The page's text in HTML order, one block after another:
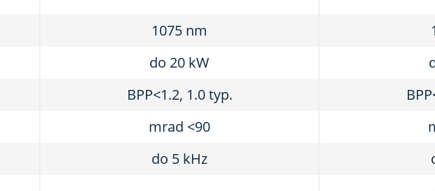
1075 nm
do 20 kW
BPP<1.2, 1.0 typ.
mrad <90
do 5 kHz